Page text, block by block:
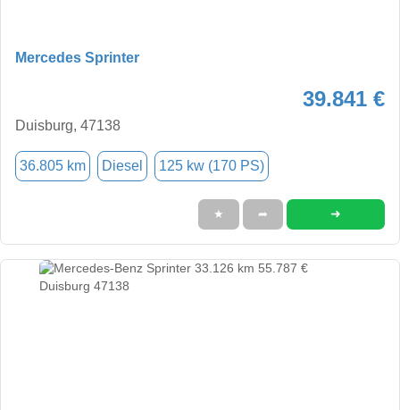
Mercedes Sprinter
39.841 €
Duisburg, 47138
36.805 km Diesel 125 kw (170 PS)
★ ➦ ➜